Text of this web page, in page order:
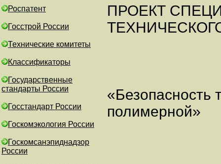
Роспатент
Госстрой России
Технические комитеты
Классификаторы
Государственные
стандарты России
Госстандарт России
Госкомэкология России
Госкомсанэпиднадзор
России
ПРОЕКТ
«Безопасность
полимерной»